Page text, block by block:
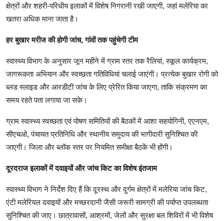
क्षेत्रों और शहरी-परिधीय इलाकों में विशेष निगरानी रखी जाएगी, जहां मलेरिया का
खतरा अधिक माना जाता है।
हर बुखार मरीज की होगी जांच, गांवों तक पहुंचेगी टीम
स्वास्थ्य विभाग के अनुसार जून महीने में ग्राम स्तर तक रैलियां, स्कूल कार्यक्रम,
जागरूकता अभियान और स्वच्छता गतिविधियां चलाई जाएंगी। प्रत्येक बुखार रोगी को
ब्लड स्लाइड और आरडीटी जांच के लिए प्रेरित किया जाएगा, ताकि संक्रमण का
समय रहते पता लगाया जा सके।
ग्राम स्वास्थ्य स्वच्छता एवं पोषण समितियों की बैठकों में आशा सहयोगिनी, एएनएम,
सीएचओ, पंचायत प्रतिनिधि और स्थानीय समुदाय की भागीदारी सुनिश्चित की
जाएगी। जिला और ब्लॉक स्तर पर नियमित समीक्षा बैठकें भी होंगी।
दूरदराज इलाकों में दवाइयों और जांच किट का विशेष इंतजाम
स्वास्थ्य विभाग ने निर्देश दिए हैं कि दूरस्थ और दुर्गम क्षेत्रों में मलेरिया जांच किट,
एंटी मलेरियल दवाइयों और मच्छरदानी जैसी जरूरी सामग्री की पर्याप्त उपलब्धता
सुनिश्चित की जाए। छात्रावासों, आश्रमों, जेलों और सुरक्षा बल शिविरों में भी विशेष